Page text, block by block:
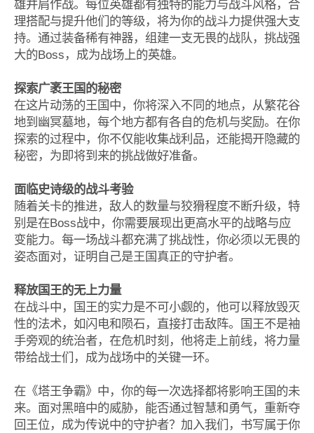
雄并肩作战。每位英雄都有独特的能力与战斗风格，合
理搭配与提升他们的等级，将为你的战斗力提供强大支
持。通过装备稀有神器，组建一支无畏的战队，挑战强
大的Boss，成为战场上的英雄。
探索广袤王国的秘密
在这片动荡的王国中，你将深入不同的地点，从繁花谷
地到幽冥墓地，每个地方都有各自的危机与奖励。在你
探索的过程中，你不仅能收集战利品，还能揭开隐藏的
秘密，为即将到来的挑战做好准备。
面临史诗级的战斗考验
随着关卡的推进，敌人的数量与狡猾程度不断升级，特
别是在Boss战中，你需要展现出更高水平的战略与应
变能力。每一场战斗都充满了挑战性，你必须以无畏的
姿态面对，证明自己是王国真正的守护者。
释放国王的无上力量
在战斗中，国王的实力是不可小觑的，他可以释放毁灭
性的法术，如闪电和陨石，直接打击敌阵。国王不是袖
手旁观的统治者，在危机时刻，他将走上前线，将力量
带给战士们，成为战场中的关键一环。
在《塔王争霸》中，你的每一次选择都将影响王国的未
来。面对黑暗中的威胁，能否通过智慧和勇气，重新夺
回王位，成为传说中的守护者？加入我们，书写属于你